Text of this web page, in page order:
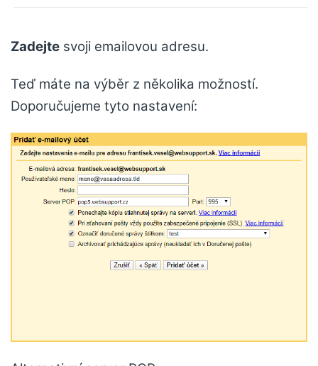
Zadejte svoji emailovou adresu.
Teď máte na výběr z několika možností.
Doporučujeme tyto nastavení: